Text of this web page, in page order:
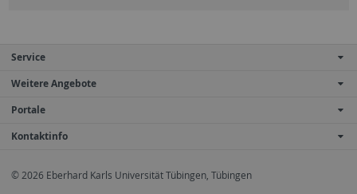
Service
Weitere Angebote
Portale
Kontaktinfo
© 2026 Eberhard Karls Universität Tübingen, Tübingen